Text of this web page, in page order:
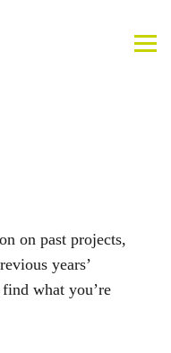
on past projects,
years’
what you’re